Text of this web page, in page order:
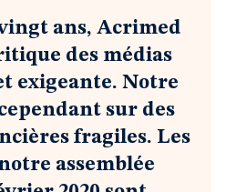
ans, Acrimed
des médias
exigeante. Notre
sur des
fragiles. Les
assemblée